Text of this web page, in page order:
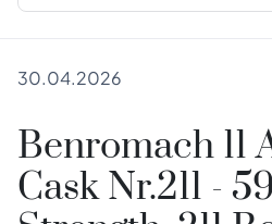
30.04.2026
Benromach 11
Cask Nr.211 -